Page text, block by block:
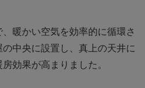
暖かい空気を効率的に循環さ
中央に設置し、真上の天井に
効果が高まりました。